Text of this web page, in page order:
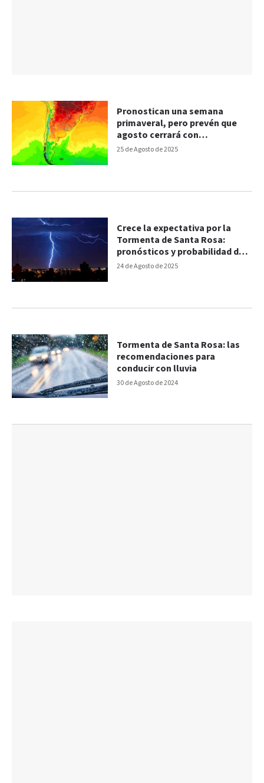
25 de Agosto de 2025
Pronostican una semana
primaveral, pero prevén que
agosto cerrará con
inestabilidad
24 de Agosto de 2025
Crece la expectativa por la
Tormenta de Santa Rosa:
pronósticos y probabilidad de
ocurrencia
30 de Agosto de 2024
Tormenta de Santa Rosa: las
recomendaciones para
conducir con lluvia